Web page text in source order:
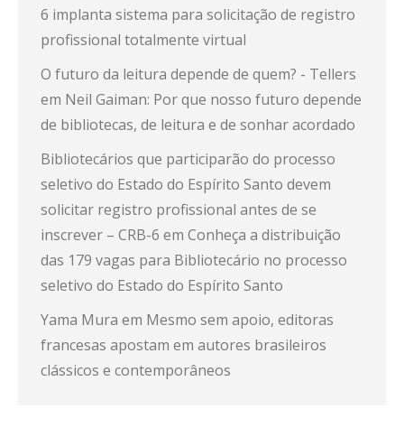
6 implanta sistema para solicitação de registro
profissional totalmente virtual
O futuro da leitura depende de quem? - Tellers
em Neil Gaiman: Por que nosso futuro depende
de bibliotecas, de leitura e de sonhar acordado
Bibliotecários que participarão do processo
seletivo do Estado do Espírito Santo devem
solicitar registro profissional antes de se
inscrever – CRB-6 em Conheça a distribuição
das 179 vagas para Bibliotecário no processo
seletivo do Estado do Espírito Santo
Yama Mura em Mesmo sem apoio, editoras
francesas apostam em autores brasileiros
clássicos e contemporâneos